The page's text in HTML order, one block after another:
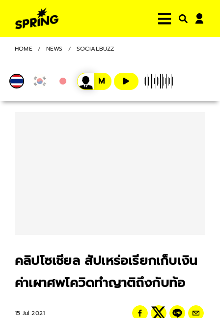
HOME NEWS SOCIALBUZZ
คลิปโซเชียล สัปเหร่อเรียกเก็บเงิน
ค่าเผาศพโควิดทำญาติถึงกับท้อ
15 Jul 2021